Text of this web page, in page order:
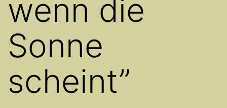
wenn die
Sonne
scheint”